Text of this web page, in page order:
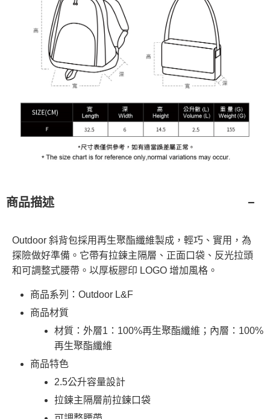
商品描述
Outdoor 斜背包採用再生聚酯纖維製成，輕巧、實用，為
探險做好準備。它帶有拉鍊主隔層、正面口袋、反光拉頭
和可調整式腰帶。以厚板膠印 LOGO 增加風格。
商品系列：Outdoor L&F
商品材質
材質：外層1：100%再生聚酯纖維；內層：100%
再生聚酯纖維
商品特色
2.5公升容量設計
拉鍊主隔層前拉鍊口袋